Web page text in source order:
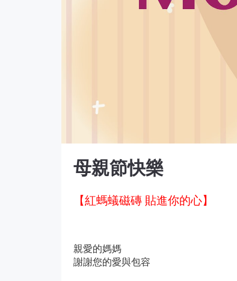
母親節快樂
【紅螞蟻磁磚 貼進你的心】
親愛的媽媽
謝謝您的愛與包容